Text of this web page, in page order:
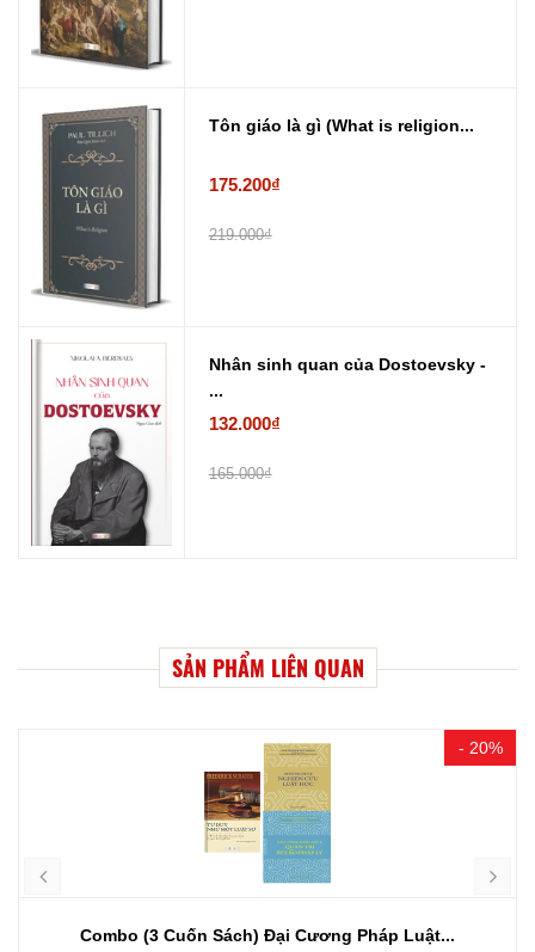
Tôn giáo là gì (What is religion...
175.200₫
219.000₫
Nhân sinh quan của Dostoevsky -
...
132.000₫
165.000₫
SẢN PHẨM LIÊN QUAN
- 20%
Combo (3 Cuốn Sách) Đại Cương Pháp Luật...